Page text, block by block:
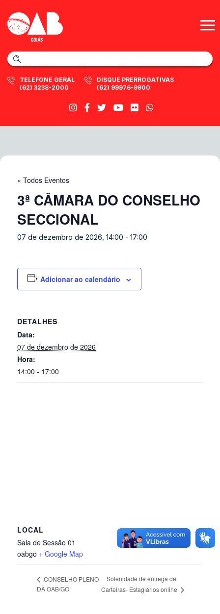
TELEFONE GERAL
(62) 3238-2000
DISQUE PRERROGATIVAS
(62) 99976-9900
« Todos Eventos
3ª CÂMARA DO CONSELHO
SECCIONAL
07 de dezembro de 2026, 14:00 - 17:00
Adicionar ao calendário
DETALHES
Data:
07 de dezembro de 2026
Hora:
14:00 - 17:00
LOCAL
Sala de Sessão 01
oabgo + Google Map
CONSELHO PLENO
DA OAB/GO
Solenidade de entrega de
Carteiras- Estagiários online